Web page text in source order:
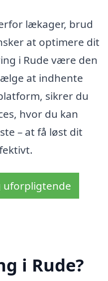
lækager, brud
at optimere dit
i Rude være den
at indhente
sikrer du
hvor du kan
– at få løst dit
uforpligtende
i Rude?